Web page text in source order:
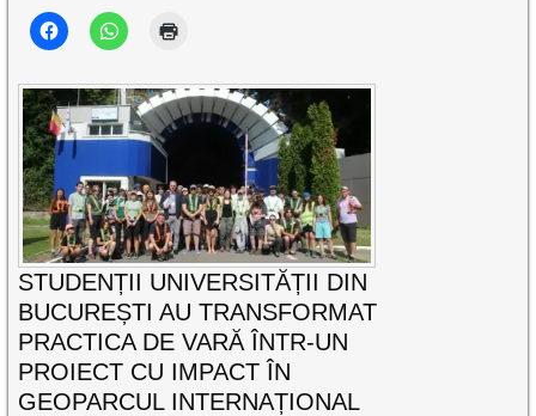
STUDENȚII UNIVERSITĂȚII DIN
BUCUREȘTI AU TRANSFORMAT
PRACTICA DE VARĂ ÎNTR-UN
PROIECT CU IMPACT ÎN
GEOPARCUL INTERNAȚIONAL